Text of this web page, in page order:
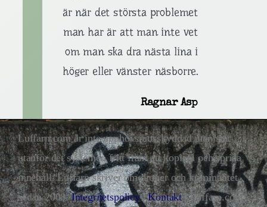
är när det största problemet
man har är att man inte vet
om man ska dra nästa lina i
höger eller vänster näsborre.
Ragnar Asp
Luffarn.com är inte upphovsrättsskyddad utan står
utanför det systemet, fritt fram att kopiera och sprida
innehåll. Luffarn skriver om droger och kriminalitet
sedan 2008.Integritetspolicy|Kontakt| Luffarn.com